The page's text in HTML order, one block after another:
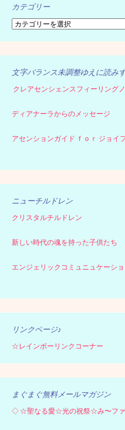
カテゴリー
カ
ゴ
リ
文字バランス未調整ゆえに読み
クレアセンシェンスフィーリング
ディアナーラからのメッセージ
アセンションガイド ｆｏｒ ジョイ
ニューチルドレン
クリスタルチルドレン
新しい時代の魂を持った子供たち
エンジェリックコミュニュケーシ
リンクページ♪
☆レインボーリンクコーナー
まぐまぐ無料メールマガジン
◇ ☆聖なる愛☆光の祝祭☆み〜ファ